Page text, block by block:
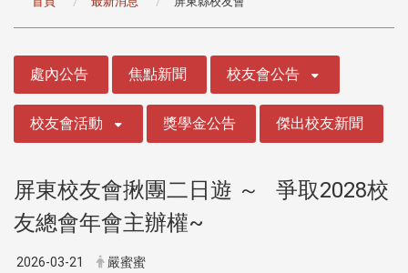
處內公告 焦點新聞 校友會公告
校友會活動 獎學金公告 傑出校友新聞
屏東校友會揪團二日遊 ～ 爭取2028校
友總會年會主辦權~
2026-03-21 嚴蜜蜜